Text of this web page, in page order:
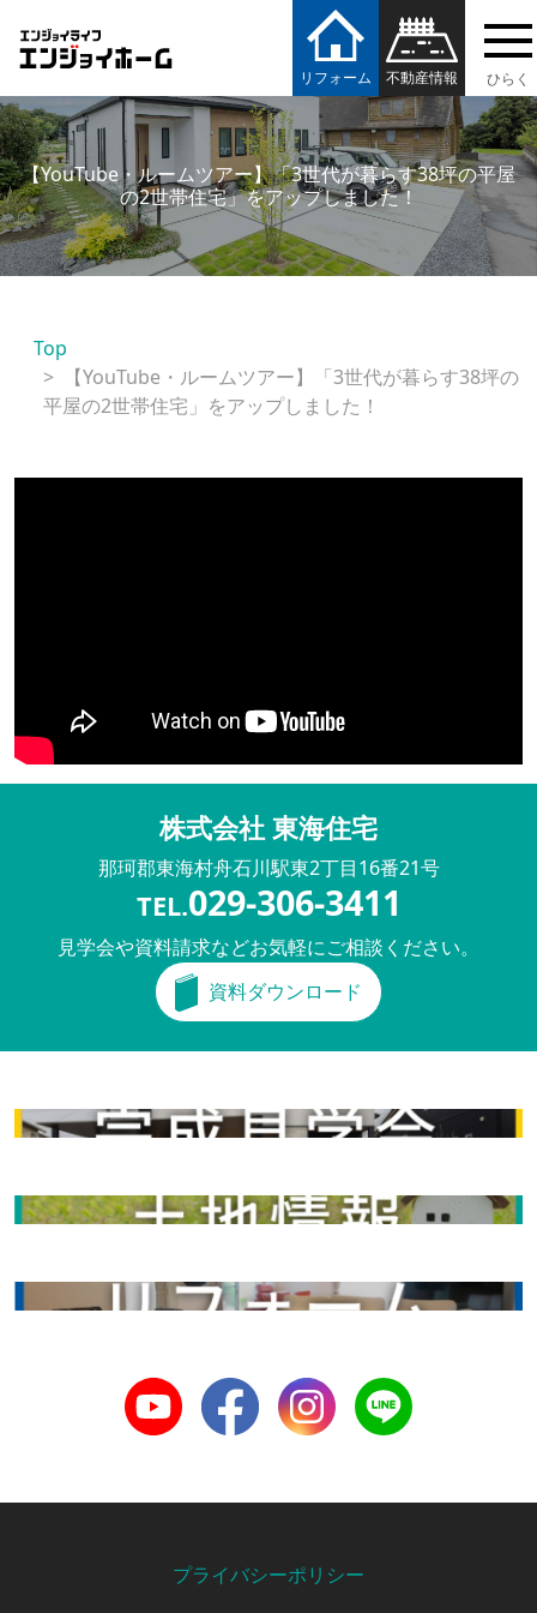
エンジョイホーム
リフォーム 不動産情報
【YouTube・ルームツアー】「3世代が暮らす38坪の平屋
の2世帯住宅」をアップしました！
Top
【YouTube・ルームツアー】「3世代が暮らす38坪の
平屋の2世帯住宅」をアップしました！
株式会社 東海住宅
那珂郡東海村舟石川駅東2丁目16番21号
TEL.029-306-3411
見学会や資料請求などお気軽にご相談ください。
資料ダウンロード
完成見学会
土地情報
Youtube FacebookInstagramLINE
プライバシーポリシー